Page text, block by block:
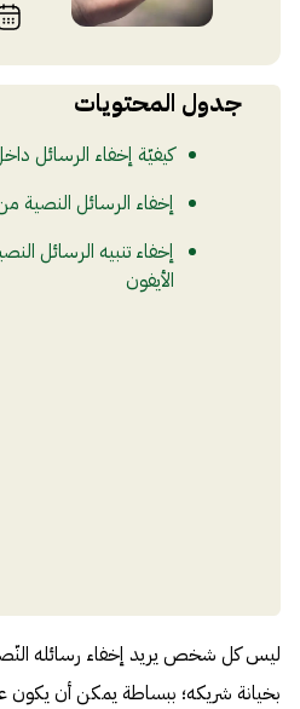
جدول المحتويات
كيفيّة إخفاء الرسائل
إخفاء الرسائل النصية
إخفاء تنبيه الرسائل
الأيفون
ليس كل شخص يريد إخفاء رسائله
بخيانة شريكه؛ ببساطة يمكن أن